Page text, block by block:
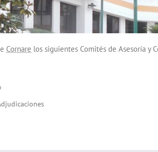
Cornare los siguientes Comités de Asesoría y